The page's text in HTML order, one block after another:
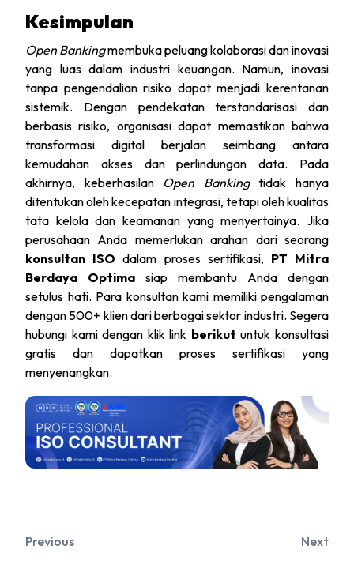
Kesimpulan
Open Bankingmembuka peluang kolaborasi dan inovasi
yang luas dalam industri keuangan. Namun, inovasi
tanpa pengendalian risiko dapat menjadi kerentanan
sistemik. Dengan pendekatan terstandarisasi dan
berbasis risiko, organisasi dapat memastikan bahwa
transformasi digital berjalan seimbang antara
kemudahan akses dan perlindungan data. Pada
akhirnya, keberhasilan Open Bankingtidak hanya
ditentukan oleh kecepatan integrasi, tetapi oleh kualitas
tata kelola dan keamanan yang menyertainya. Jika
perusahaan Anda memerlukan arahan dari seorang
konsultan ISOdalam proses sertifikasi, PT Mitra
Berdaya Optima siap membantu Anda dengan
setulus hati. Para konsultan kami memiliki pengalaman
dengan 500+ klien dari berbagai sektor industri. Segera
hubungi kami dengan klik link berikut untuk konsultasi
gratis dan dapatkan proses sertifikasi yang
menyenangkan.
Previous Next